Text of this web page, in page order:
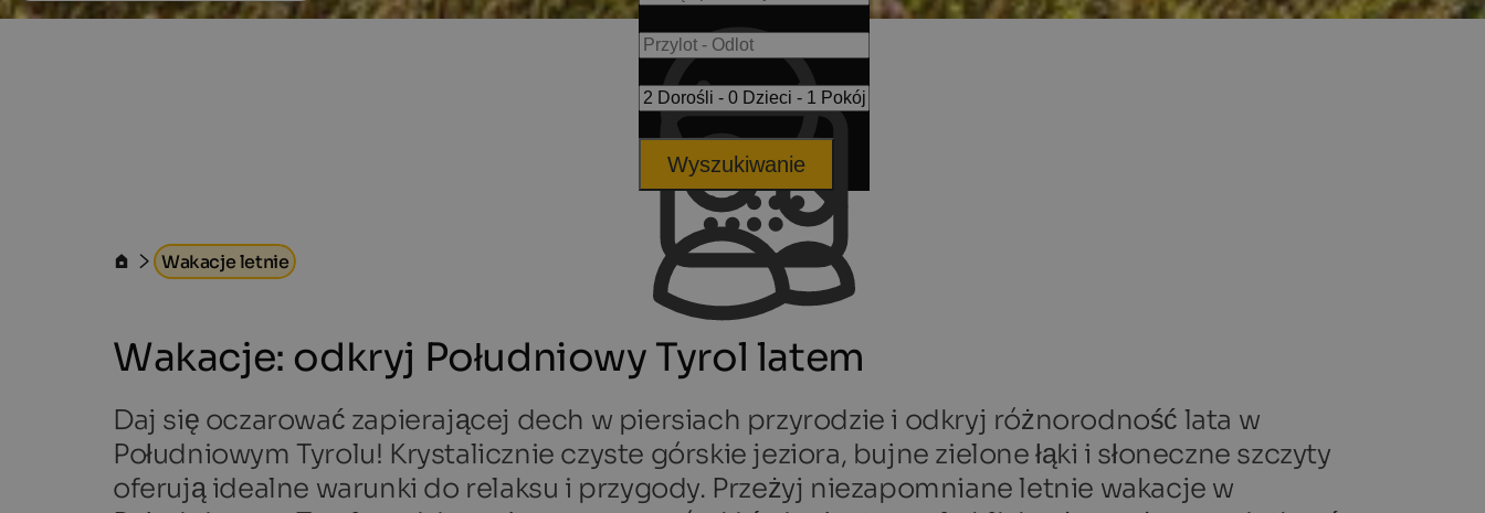
Wyszukiwanie
Wakacje letnie
Wakacje: odkryj Południowy Tyrol latem
Daj się oczarować zapierającej dech w piersiach przyrodzie i odkryj różnorodność lata w
Południowym Tyrolu! Krystalicznie czyste górskie jeziora, bujne zielone łąki i słoneczne szczyty
oferują idealne warunki do relaksu i przygody. Przeżyj niezapomniane letnie wakacje w